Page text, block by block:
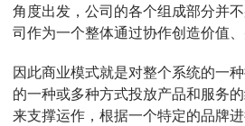
角度出发，公司的各个组成部分并
司作为一个整体通过协作创造价值、
因此商业模式就是对整个系统的一
的一种或多种方式投放产品和服务
来支撑运作，根据一个特定的品牌